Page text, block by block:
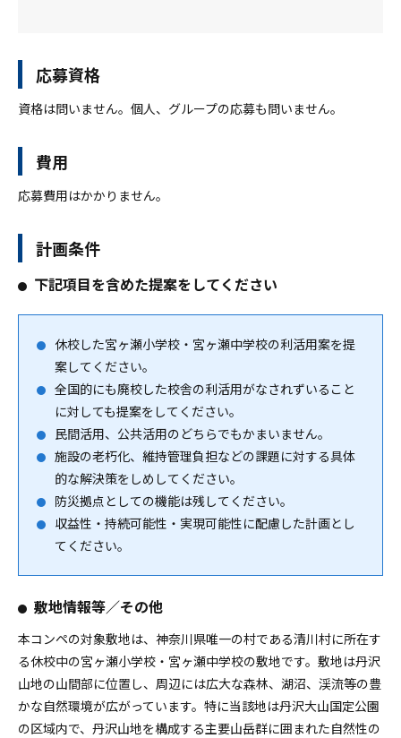
応募資格
資格は問いません。個人、グループの応募も問いません。
費用
応募費用はかかりません。
計画条件
下記項目を含めた提案をしてください
休校した宮ヶ瀬小学校・宮ヶ瀬中学校の利活用案を提
案してください。
全国的にも廃校した校舎の利活用がなされずいること
に対しても提案をしてください。
民間活用、公共活用のどちらでもかまいません。
施設の老朽化、維持管理負担などの課題に対する具体
的な解決策をしめしてください。
防災拠点としての機能は残してください。
収益性・持続可能性・実現可能性に配慮した計画とし
てください。
敷地情報等／その他
本コンペの対象敷地は、神奈川県唯一の村である清川村に所在す
る休校中の宮ヶ瀬小学校・宮ヶ瀬中学校の敷地です。敷地は丹沢
山地の山間部に位置し、周辺には広大な森林、湖沼、渓流等の豊
かな自然環境が広がっています。特に当該地は丹沢大山国定公園
の区域内で、丹沢山地を構成する主要山岳群に囲まれた自然性の